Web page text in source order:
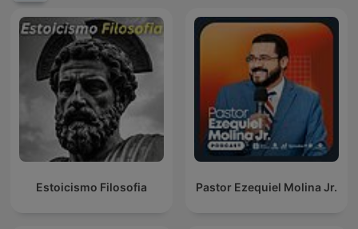
Estoicismo Filosofia Pastor Ezequiel Molina Jr.